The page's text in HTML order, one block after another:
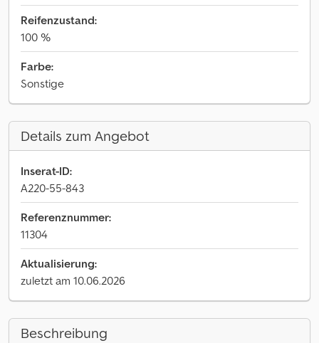
Reifenzustand:
100 %
Farbe:
Sonstige
Details zum Angebot
Inserat-ID:
A220-55-843
Referenznummer:
11304
Aktualisierung:
zuletzt am 10.06.2026
Beschreibung